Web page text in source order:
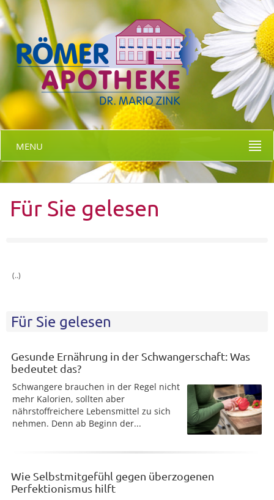
MENU
Für Sie gelesen
(..)
Für Sie gelesen
Gesunde Ernährung in der Schwangerschaft: Was
bedeutet das?
Schwangere brauchen in der Regel nicht
mehr Kalorien, sollten aber
nährstoffreichere Lebensmittel zu sich
nehmen. Denn ab Beginn der...
Wie Selbstmitgefühl gegen überzogenen
Perfektionismus hilft